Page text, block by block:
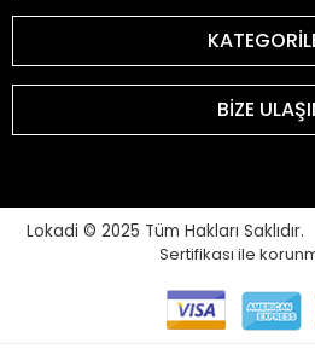
BİZE
Lokadi © 2025 Tüm Hakları Saklıdır.
Sertifikası ile